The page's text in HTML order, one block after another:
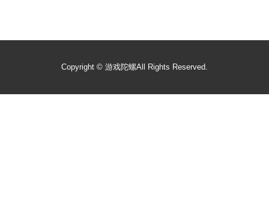
Copyright © 游戏陀螺All Rights Reserved.